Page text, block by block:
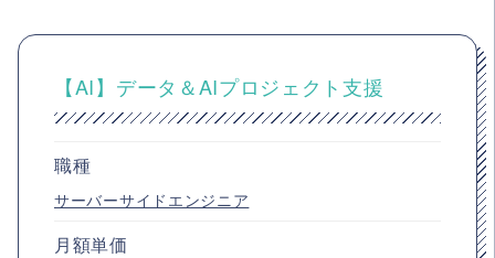
【AI】データ＆AIプロジェクト支援
職種
サーバーサイドエンジニア
月額単価